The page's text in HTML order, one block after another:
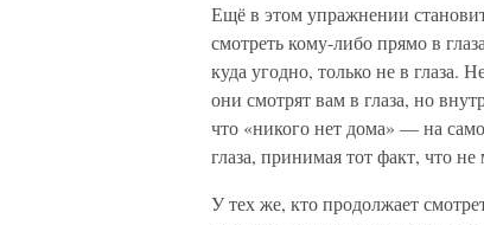
Ещё в этом упражнении
смотреть кому-либо прямо в
куда угодно, только не в глаза.
они смотрят вам в глаза, но
что «никого нет дома» — на
глаза, принимая тот факт, что
У тех же, кто продолжает